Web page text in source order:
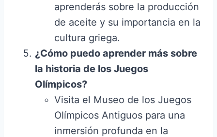
aprenderás sobre la producción
de aceite y su importancia en la
cultura griega.
¿Cómo puedo aprender más sobre
la historia de los Juegos
Olímpicos?
Visita el Museo de los Juegos
Olímpicos Antiguos para una
inmersión profunda en la